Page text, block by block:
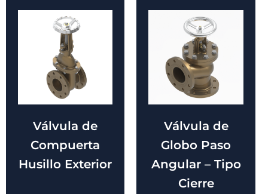
Válvula de
Compuerta
Husillo Exterior
Válvula de
Globo Paso
Angular – Tipo
Cierre